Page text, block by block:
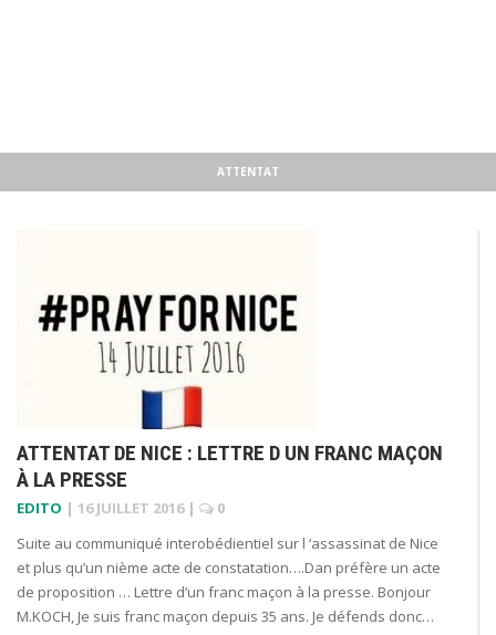
ATTENTAT
ATTENTAT DE NICE : LETTRE D UN FRANC MAÇON
À LA PRESSE
EDITO | 16 JUILLET 2016 |
0
Suite au communiqué interobédientiel sur l ‘assassinat de Nice
et plus qu’un nième acte de constatation….Dan préfère un acte
de proposition … Lettre d’un franc maçon à la presse. Bonjour
M.KOCH, Je suis franc maçon depuis 35 ans. Je défends donc…